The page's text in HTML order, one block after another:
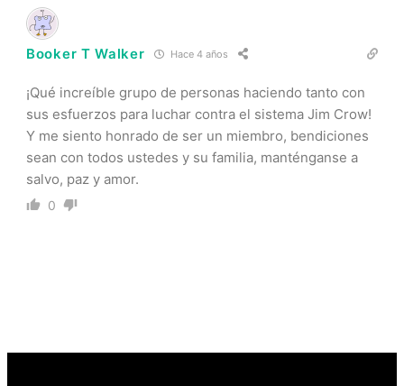
Booker T Walker Hace 4 años
¡Qué increíble grupo de personas haciendo tanto con
sus esfuerzos para luchar contra el sistema Jim Crow!
Y me siento honrado de ser un miembro, bendiciones
sean con todos ustedes y su familia, manténganse a
salvo, paz y amor.
0